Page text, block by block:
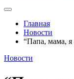
Главная
Новости
“Папа, мама, я
Новости